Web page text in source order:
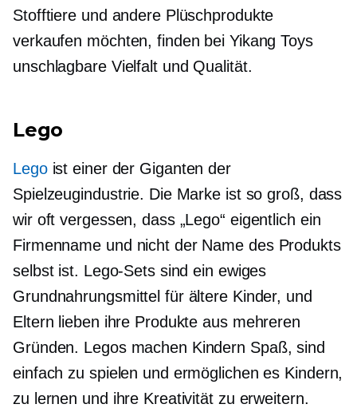
Stofftiere und andere Plüschprodukte
verkaufen möchten, finden bei Yikang Toys
unschlagbare Vielfalt und Qualität.
Lego
Legoist einer der Giganten der
Spielzeugindustrie. Die Marke ist so groß, dass
wir oft vergessen, dass „Lego“ eigentlich ein
Firmenname und nicht der Name des Produkts
selbst ist. Lego-Sets sind ein ewiges
Grundnahrungsmittel für ältere Kinder, und
Eltern lieben ihre Produkte aus mehreren
Gründen. Legos machen Kindern Spaß, sind
einfach zu spielen und ermöglichen es Kindern,
zu lernen und ihre Kreativität zu erweitern.